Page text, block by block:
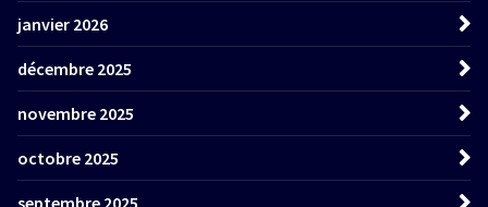
janvier 2026
décembre 2025
novembre 2025
octobre 2025
septembre 2025